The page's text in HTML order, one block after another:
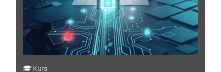
Kurs